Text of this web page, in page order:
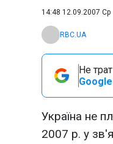
14:48 12.09.2007 Ср
RBC.UA
Не
Google
Україна не
2007 р. у